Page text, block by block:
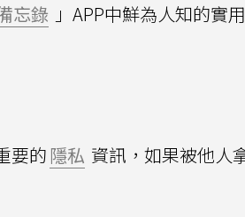
忘錄 」APP中鮮為人知的實
要的 隱私 資訊，如果被他人